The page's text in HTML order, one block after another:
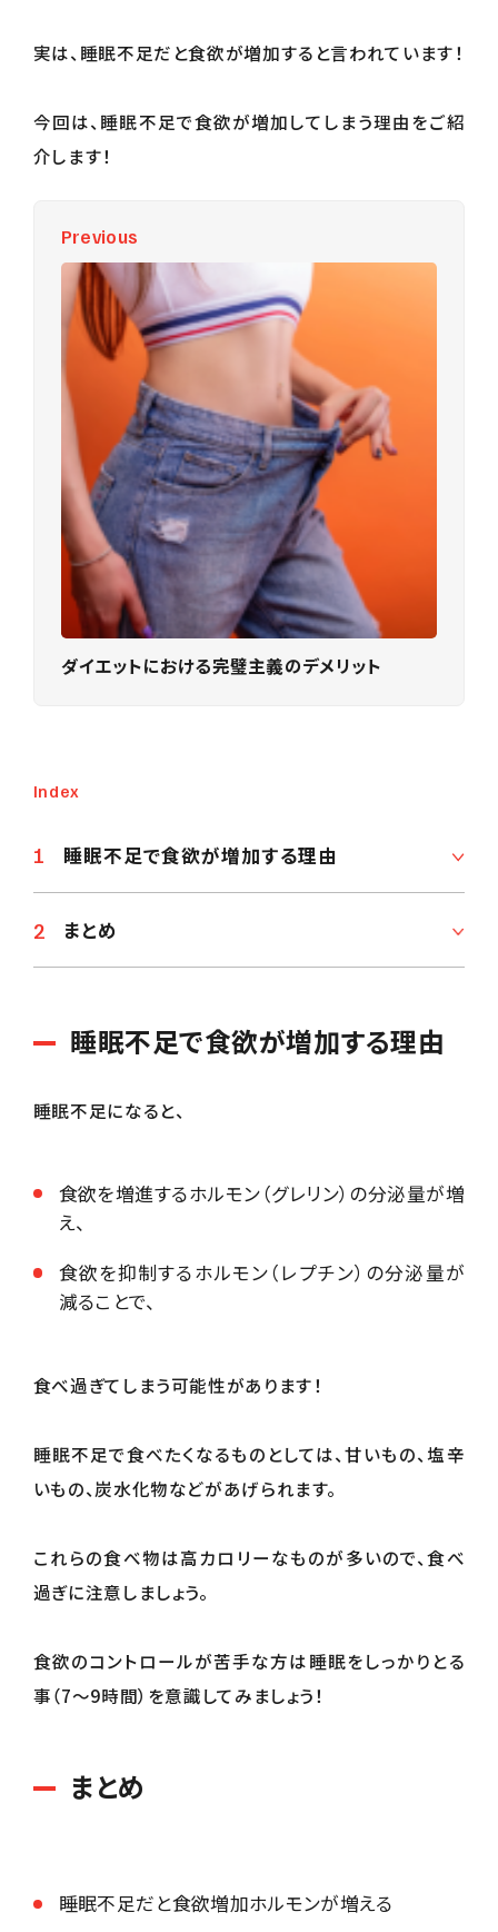
実は、睡眠不足だと食欲が増加すると言われています！
今回は、睡眠不足で食欲が増加してしまう理由をご紹
介します！
Previous
ダイエットにおける完璧主義のデメリット
Index
睡眠不足で食欲が増加する理由
まとめ
睡眠不足で食欲が増加する理由
睡眠不足になると、
食欲を増進するホルモン（グレリン）の分泌量が増
え、
食欲を抑制するホルモン（レプチン）の分泌量が
減ることで、
食べ過ぎてしまう可能性があります！
睡眠不足で食べたくなるものとしては、甘いもの、塩辛
いもの、炭水化物などがあげられます。
これらの食べ物は高カロリーなものが多いので、食べ
過ぎに注意しましょう。
食欲のコントロールが苦手な方は睡眠をしっかりとる
事（7〜9時間）を意識してみましょう！
まとめ
睡眠不足だと食欲増加ホルモンが増える